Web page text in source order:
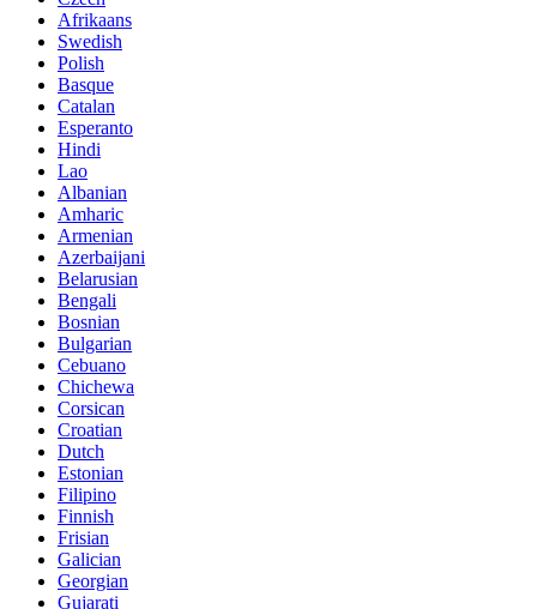
Afrikaans
Swedish
Polish
Basque
Catalan
Esperanto
Hindi
Lao
Albanian
Amharic
Armenian
Azerbaijani
Belarusian
Bengali
Bosnian
Bulgarian
Cebuano
Chichewa
Corsican
Croatian
Dutch
Estonian
Filipino
Finnish
Frisian
Galician
Georgian
Gujarati